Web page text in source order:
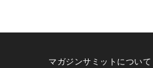
マガジンサミットについて